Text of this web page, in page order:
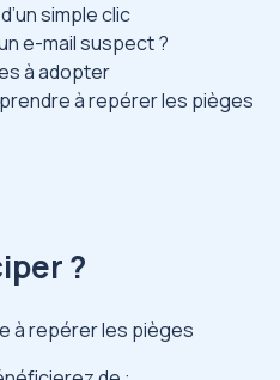
simple clic
e-mail suspect ?
à adopter
à repérer les pièges
?
à repérer les pièges